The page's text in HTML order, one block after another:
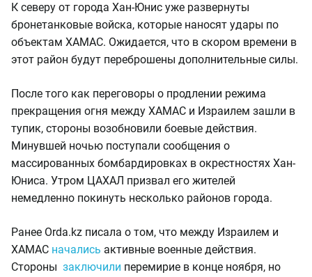
К северу от города Хан-Юнис уже развернуты
бронетанковые войска, которые наносят удары по
объектам ХАМАС. Ожидается, что в скором времени в
этот район будут переброшены дополнительные силы.
После того как переговоры о продлении режима
прекращения огня между ХАМАС и Израилем зашли в
тупик, стороны возобновили боевые действия.
Минувшей ночью поступали сообщения о
массированных бомбардировках в окрестностях Хан-
Юниса. Утром ЦАХАЛ призвал его жителей
немедленно покинуть несколько районов города.
Ранее Orda.kz писала о том, что между Израилем и
ХАМАС начались активные военные действия.
Стороны заключили перемирие в конце ноября, но